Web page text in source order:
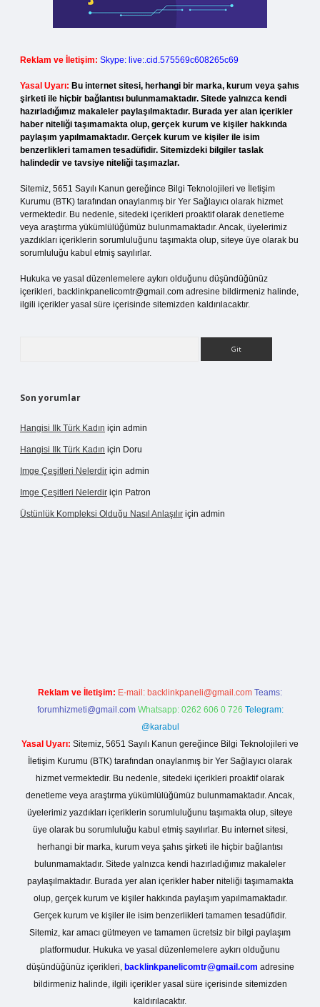
Reklam ve İletişim: Skype: live:.cid.575569c608265c69
Yasal Uyarı: Bu internet sitesi, herhangi bir marka, kurum veya şahıs
şirketi ile hiçbir bağlantısı bulunmamaktadır. Sitede yalnızca kendi
hazırladığımız makaleler paylaşılmaktadır. Burada yer alan içerikler
haber niteliği taşımamakta olup, gerçek kurum ve kişiler hakkında
paylaşım yapılmamaktadır. Gerçek kurum ve kişiler ile isim
benzerlikleri tamamen tesadüfidir. Sitemizdeki bilgiler taslak
halindedir ve tavsiye niteliği taşımazlar.
Sitemiz, 5651 Sayılı Kanun gereğince Bilgi Teknolojileri ve İletişim
Kurumu (BTK) tarafından onaylanmış bir Yer Sağlayıcı olarak hizmet
vermektedir. Bu nedenle, sitedeki içerikleri proaktif olarak denetleme
veya araştırma yükümlülüğümüz bulunmamaktadır. Ancak, üyelerimiz
yazdıkları içeriklerin sorumluluğunu taşımakta olup, siteye üye olarak bu
sorumluluğu kabul etmiş sayılırlar.
Hukuka ve yasal düzenlemelere aykırı olduğunu düşündüğünüz
içerikleri, backlinkpanelicomtr@gmail.com adresine bildirmeniz halinde,
ilgili içerikler yasal süre içerisinde sitemizden kaldırılacaktır.
Son yorumlar
Hangisi Ilk Türk Kadın için admin
Hangisi Ilk Türk Kadın için Doru
Imge Çeşitleri Nelerdir için admin
Imge Çeşitleri Nelerdir için Patron
Üstünlük Kompleksi Olduğu Nasıl Anlaşılır için admin
Reklam ve İletişim: E-mail: backlinkpaneli@gmail.com Teams:
forumhizmeti@gmail.com Whatsapp: 0262 606 0 726 Telegram:
@karabul
Yasal Uyarı: Sitemiz, 5651 Sayılı Kanun gereğince Bilgi Teknolojileri ve
İletişim Kurumu (BTK) tarafından onaylanmış bir Yer Sağlayıcı olarak
hizmet vermektedir. Bu nedenle, sitedeki içerikleri proaktif olarak
denetleme veya araştırma yükümlülüğümüz bulunmamaktadır. Ancak,
üyelerimiz yazdıkları içeriklerin sorumluluğunu taşımakta olup, siteye
üye olarak bu sorumluluğu kabul etmiş sayılırlar. Bu internet sitesi,
herhangi bir marka, kurum veya şahıs şirketi ile hiçbir bağlantısı
bulunmamaktadır. Sitede yalnızca kendi hazırladığımız makaleler
paylaşılmaktadır. Burada yer alan içerikler haber niteliği taşımamakta
olup, gerçek kurum ve kişiler hakkında paylaşım yapılmamaktadır.
Gerçek kurum ve kişiler ile isim benzerlikleri tamamen tesadüfidir.
Sitemiz, kar amacı gütmeyen ve tamamen ücretsiz bir bilgi paylaşım
platformudur. Hukuka ve yasal düzenlemelere aykırı olduğunu
düşündüğünüz içerikleri, backlinkpanelicomtr@gmail.com adresine
bildirmeniz halinde, ilgili içerikler yasal süre içerisinde sitemizden
kaldırılacaktır.